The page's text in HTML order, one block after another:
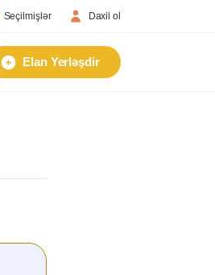
Seçilmişlər Daxil ol
Elan Yerləşdir